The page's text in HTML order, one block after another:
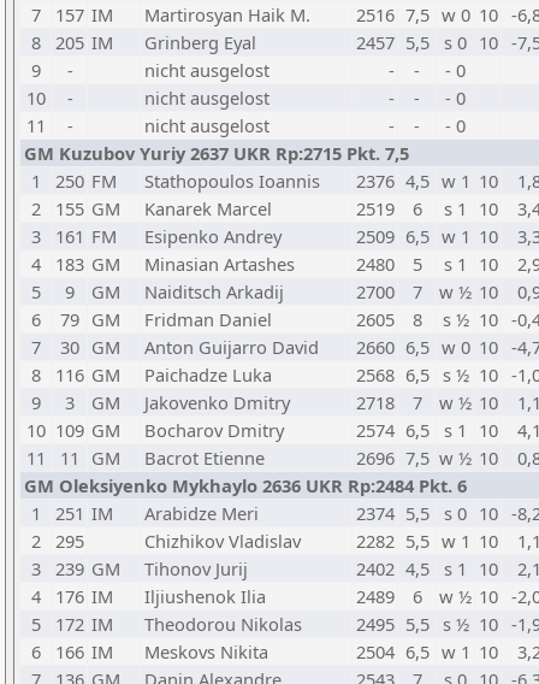
7
157 IM Martirosyan Haik M. 2516 7,5 w 0 10 -
8 205 IM Grinberg Eyal 2457 5,5 s 0 10 -
9
- nicht ausgelost - -
- 0
10
- nicht ausgelost - -
- 0
11
- nicht ausgelost - -
- 0
GM Kuzubov Yuriy 2637 UKR Rp:2715 Pkt. 7,5
1
250 FM Stathopoulos Ioannis 2376 4,5 w 1 10
2
155 GM Kanarek Marcel 2519 6 s 1 10
3
161 FM Esipenko Andrey 2509 6,5 w 1 10
4
183 GM Minasian Artashes 2480 5 s 1 10
5
9 GM Naiditsch Arkadij 2700 7 w ½ 10
6
79 GM Fridman Daniel 2605 8 s ½ 10 -
7
30 GM Anton Guijarro David 2660 6,5 w 0 10 -
8
116 GM Paichadze Luka 2568 6,5 s ½ 10 -
9
3 GM Jakovenko Dmitry 2718 7 w ½ 10
10 109 GM Bocharov Dmitry 2574 6,5 s 1 10
11
11 GM Bacrot Etienne 2696 7,5 w ½ 10
GM Oleksiyenko Mykhaylo 2636 UKR Rp:2484 Pkt. 6
1
251 IM Arabidze Meri 2374 5,5 s 0 10 -
2 295 Chizhikov Vladislav 2282 5,5 w 1 10
3 239 GM Tihonov Jurij 2402 4,5 s 1 10
4
176 IM Iljiushenok Ilia 2489 6 w ½ 10 -
5
172 IM Theodorou Nikolas 2495 5,5 s ½ 10 -
6
166 IM Meskovs Nikita 2504 6,5 w 1 10
7
136 GM Danin Alexandre 2543 7 s 0 10 -